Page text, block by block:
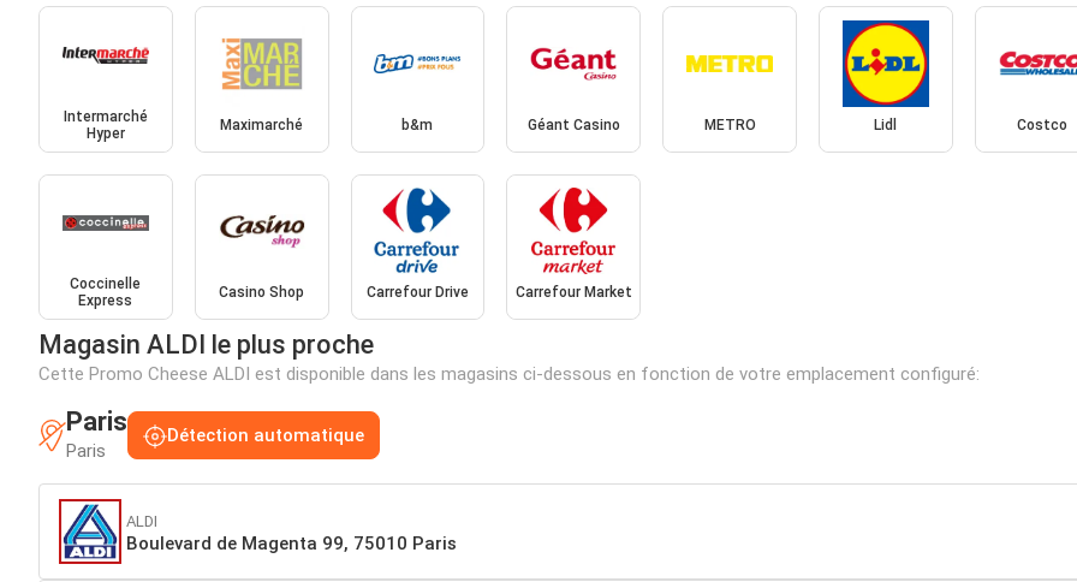
Intermarché
Hyper
Maximarché b&m Géant Casino METRO Lidl Costco
Coccinelle
Express
Casino Shop Carrefour Drive Carrefour Market
Magasin ALDI le plus proche
Cette Promo Cheese ALDI est disponible dans les magasins ci-dessous en fonction de votre emplacement configuré:
Paris
Paris
Détection automatique
ALDI
Boulevard de Magenta 99, 75010 Paris